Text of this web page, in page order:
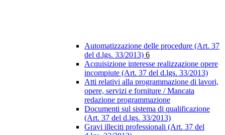
Automatizzazione delle procedure (Art. 37
del d.lgs. 33/2013) 6
Acquisizione interesse realizzazione opere
incompiute (Art. 37 del d.lgs. 33/2013)
Atti relativi alla programmazione di lavori,
opere, servizi e forniture / Mancata
redazione programmazione
Documenti sul sistema di qualificazione
(Art. 37 del d.lgs. 33/2013)
Gravi illeciti professionali (Art. 37 del